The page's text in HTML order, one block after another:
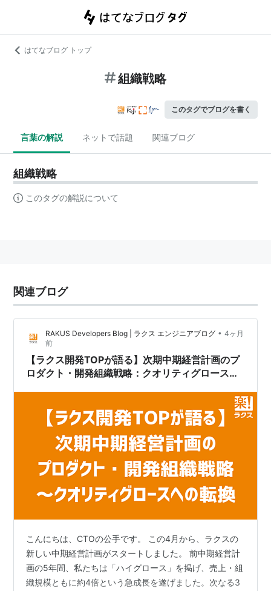
はてなブログ トップ
組織戦略
このタグでブログを書く
言葉の解説 ネットで話題 関連ブログ
組織戦略
このタグの解説について
関連ブログ
RAKUS Developers Blog | ラクス エンジニアブログ • 4ヶ月
前
【ラクス開発TOPが語る】次期中期経営計画のプ
ロダクト・開発組織戦略：クオリティグロースへ
こんにちは、CTOの公手です。 この4月から、ラクスの
新しい中期経営計画がスタートしました。 前中期経営計
画の5年間、私たちは「ハイグロース」を掲げ、売上・組
織規模ともに約4倍という急成長を遂げました。次なる3